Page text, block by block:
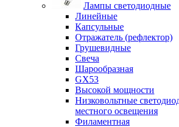
Лампы светодиодные
Линейные
Капсульные
Отражатель (рефлектор)
Грушевидные
Свеча
Шарообразная
GX53
Высокой мощности
Низковольтные
местного освещения
Филаментная